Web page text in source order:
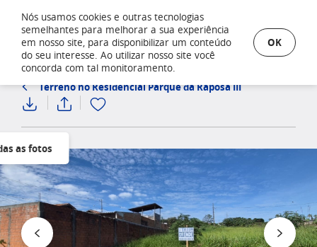
Terreno no Residencial Parque da Raposa III
as fotos
Nós usamos cookies e outras tecnologias
semelhantes para melhorar a sua experiência
em nosso site, para disponibilizar um conteúdo
do seu interesse. Ao utilizar nosso site você
concorda com tal monitoramento.
OK